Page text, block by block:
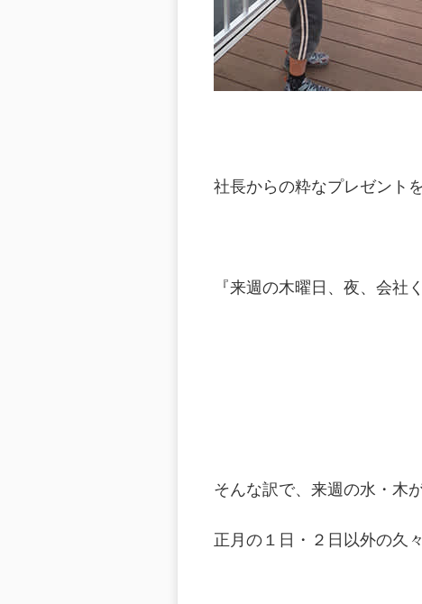
社長からの粋なプレゼント
『来週の木曜日、夜、会社
そんな訳で、来週の水・木
正月の１日・２日以外の久